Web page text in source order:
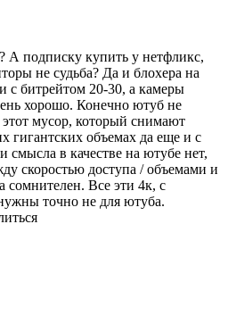
А подписку купить у нетфликс,
не судьба? Да и блохера на
с битрейтом 20-30, а камеры
хорошо. Конечно ютуб не
этот мусор, который снимают
гигантских объемах да еще и с
смысла в качестве на ютубе нет,
скоростью доступа / объемами и
сомнителен. Все эти 4к, с
точно не для ютуба.